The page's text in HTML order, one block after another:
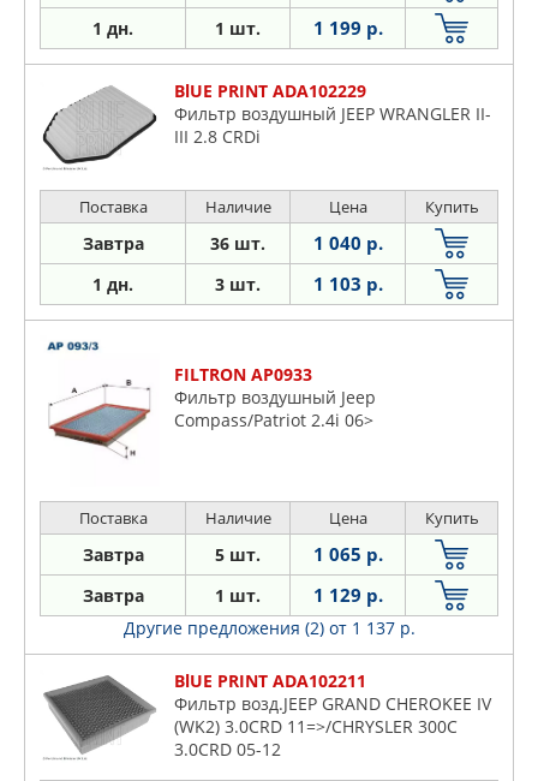
1 дн. 1 шт. 1 199 р.
BlUE PRINT ADA102229
Фильтр воздушный JEEP WRANGLER II-
III 2.8 CRDi
Поставка Наличие Цена Купить
Завтра 36 шт. 1 040 р.
1 дн. 3 шт. 1 103 р.
FILTRON AP0933
Фильтр воздушный Jeep
Compass/Patriot 2.4i 06>
Поставка Наличие Цена Купить
Завтра 5 шт. 1 065 р.
Завтра 1 шт. 1 129 р.
Другие предложения (2) от 1 137 р.
BlUE PRINT ADA102211
Фильтр возд.JEEP GRAND CHEROKEE IV
(WK2) 3.0CRD 11=>/CHRYSLER 300C
3.0CRD 05-12